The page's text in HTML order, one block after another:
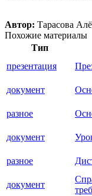
Автор: Тарасова
Похожие материалы
Тип
презентация
документ
разное
документ
разное
документ